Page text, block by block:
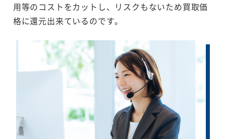
用等のコストをカットし、リスクもないため買取価
格に還元出来ているのです。